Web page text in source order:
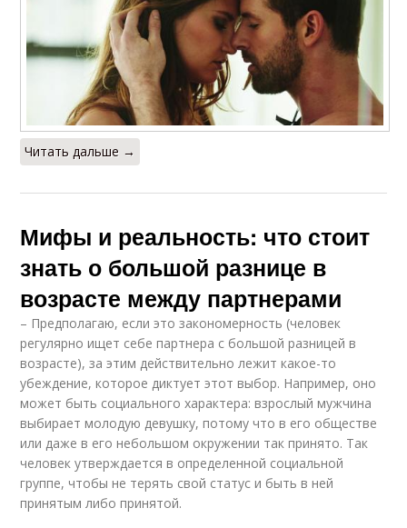
Читать дальше →
Мифы и реальность: что стоит
знать о большой разнице в
возрасте между партнерами
– Предполагаю, если это закономерность (человек
регулярно ищет себе партнера с большой разницей в
возрасте), за этим действительно лежит какое-то
убеждение, которое диктует этот выбор. Например, оно
может быть социального характера: взрослый мужчина
выбирает молодую девушку, потому что в его обществе
или даже в его небольшом окружении так принято. Так
человек утверждается в определенной социальной
группе, чтобы не терять свой статус и быть в ней
принятым либо принятой.